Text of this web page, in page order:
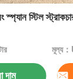
স্টিল
দাম